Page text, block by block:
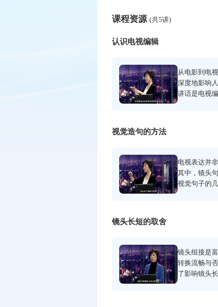
课程资源 (共5讲)
认识电视编辑
从电影到电
深度地影响
讲话是电视
视觉造句的方法
电视表达并
其中，镜头
视觉句子的
镜头长短的取舍
镜头组接是
转换流畅与
了影响镜头